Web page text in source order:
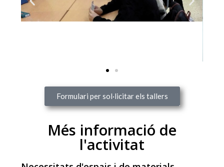
Formulari per sol·licitar els tallers
Més informació de
l'activitat